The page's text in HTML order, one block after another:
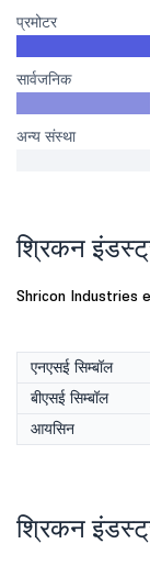
प्रमोटर
सार्वजनिक
अन्य संस्था
श्रिकन
Shricon Industries
एनएसई सिम्बॉल
बीएसई सिम्बॉल
आयसिन
श्रिकन